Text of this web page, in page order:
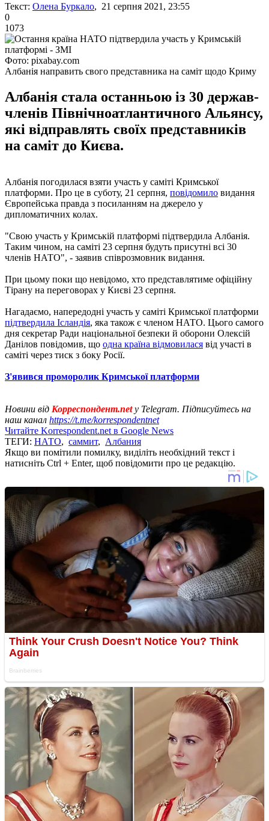
Текст: Олена Буркало, 21 серпня 2021, 23:55
0
1073
Фото: pixabay.com
Албанія направить свого представника на саміт щодо Криму
Албанія стала останньою із 30 держав-
членів Північноатлантичного Альянсу,
які відправлять своїх представників
на саміт до Києва.
Албанія погодилася взяти участь у саміті Кримської
платформи. Про це в суботу, 21 серпня, повідомило видання
Європейська правда з посиланням на джерело у
дипломатичних колах.
"Свою участь у Кримській платформі підтвердила Албанія.
Таким чином, на саміті 23 серпня будуть присутні всі 30
членів НАТО", - заявив співрозмовник видання.
При цьому поки що невідомо, хто представлятиме офіційну
Тірану на переговорах у Києві 23 серпня.
Нагадаємо, напередодні участь у саміті Кримської платформи
підтвердила Ісландія, яка також є членом НАТО. Цього самого
дня секретар Ради національної безпеки й оборони Олексій
Данілов повідомив, що одна країна відмовилася від участі в
саміті через тиск з боку Росії.
З'явився проморолик Кримської платформи
Новини від Корреспондент.netу Telegram. Підписуйтесь на
наш канал https://t.me/korrespondentnet
Читайте Korrespondent.net в Google News
ТЕГИ: НАТО, саммит, Албания
Якщо ви помітили помилку, виділіть необхідний текст і
натисніть Ctrl + Enter, щоб повідомити про це редакцію.